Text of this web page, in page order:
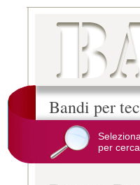
Bandi per
per